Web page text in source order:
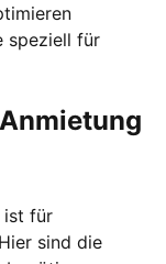
speziell für
ist für
sind die